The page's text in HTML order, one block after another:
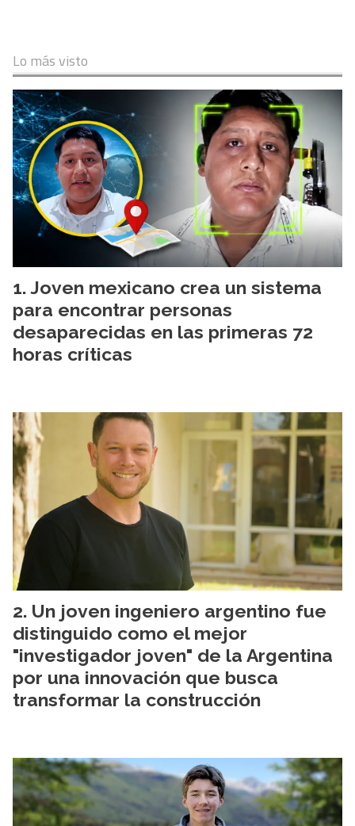
Lo más visto
Joven mexicano crea un sistema
para encontrar personas
desaparecidas en las primeras 72
horas críticas
Un joven ingeniero argentino fue
distinguido como el mejor
"investigador joven" de la Argentina
por una innovación que busca
transformar la construcción